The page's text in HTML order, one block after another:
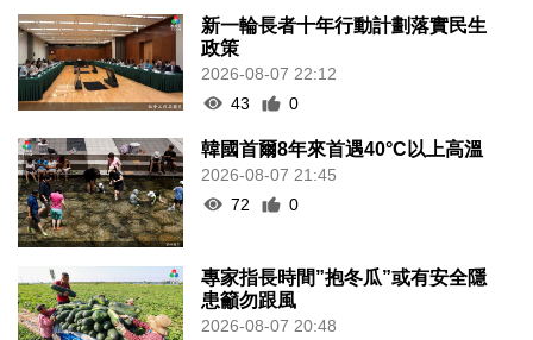
新一輪長者十年行動計劃落實民生
政策
2026-08-07 22:12
43
0
韓國首爾8年來首遇40°C以上高溫
2026-08-07 21:45
72
0
專家指長時間”抱冬瓜”或有安全隱
患籲勿跟風
2026-08-07 20:48